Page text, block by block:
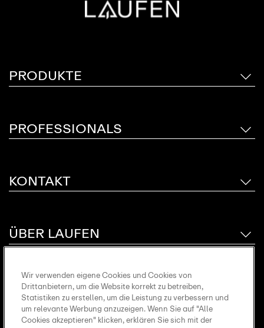
PRODUKTE
PROFESSIONALS
KONTAKT
ÜBER LAUFEN
Follow us
Wir verwenden eigene Cookies und Cookies von
Drittanbietern, um die Website korrekt zu betreiben,
Statistiken zu erstellen, um die Leistung zu verbessern und
um relevante Werbung anzuzeigen. Wenn Sie auf "Alle
Cookies akzeptieren" klicken, erklären Sie sich mit der